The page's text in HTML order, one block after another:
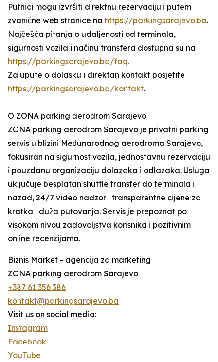
Putnici mogu izvršiti direktnu rezervaciju i putem
zvanične web stranice na https://parkingsarajevo.ba.
Najčešća pitanja o udaljenosti od terminala,
sigurnosti vozila i načinu transfera dostupna su na
https://parkingsarajevo.ba/faq.
Za upute o dolasku i direktan kontakt posjetite
https://parkingsarajevo.ba/kontakt.
O ZONA parking aerodrom Sarajevo
ZONA parking aerodrom Sarajevo je privatni parking
servis u blizini Međunarodnog aerodroma Sarajevo,
fokusiran na sigurnost vozila, jednostavnu rezervaciju
i pouzdanu organizaciju dolazaka i odlazaka. Usluga
uključuje besplatan shuttle transfer do terminala i
nazad, 24/7 video nadzor i transparentne cijene za
kratka i duža putovanja. Servis je prepoznat po
visokom nivou zadovoljstva korisnika i pozitivnim
online recenzijama.
Biznis Market - agencija za marketing
ZONA parking aerodrom Sarajevo
+387 61 356 386
kontakt@parkingsarajevo.ba
Visit us on social media:
Instagram
Facebook
YouTube